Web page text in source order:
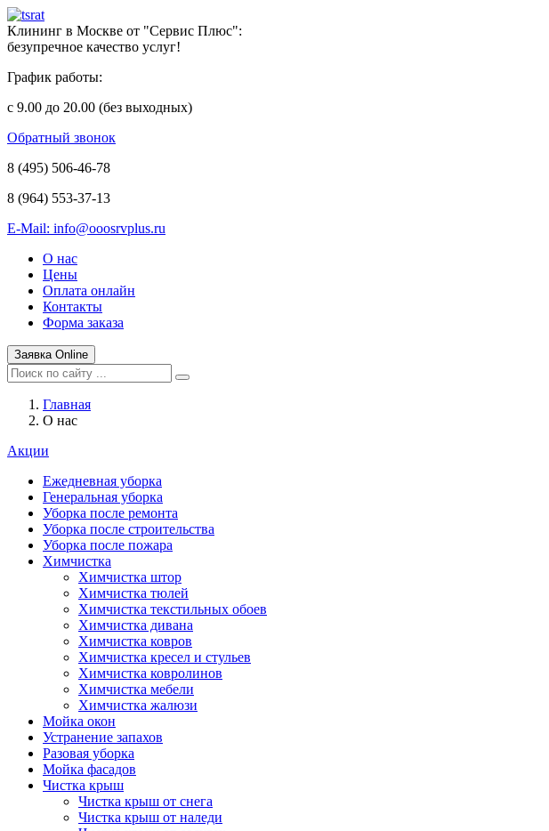
Клининг в Москве от "Сервис Плюс":
безупречное качество услуг!
График работы:
с 9.00 до 20.00 (без выходных)
Обратный звонок
8 (495) 506-46-78
8 (964) 553-37-13
E-Mail: info@ooosrvplus.ru
О нас
Цены
Оплата онлайн
Контакты
Форма заказа
Заявка Online
Главная
О нас
Акции
Ежедневная уборка
Генеральная уборка
Уборка после ремонта
Уборка после строительства
Уборка после пожара
Химчистка
Химчистка штор
Химчистка тюлей
Химчистка текстильных обоев
Химчистка дивана
Химчистка ковров
Химчистка кресел и стульев
Химчистка ковролинов
Химчистка мебели
Химчистка жалюзи
Мойка окон
Устранение запахов
Разовая уборка
Мойка фасадов
Чистка крыш
Чистка крыш от снега
Чистка крыш от наледи